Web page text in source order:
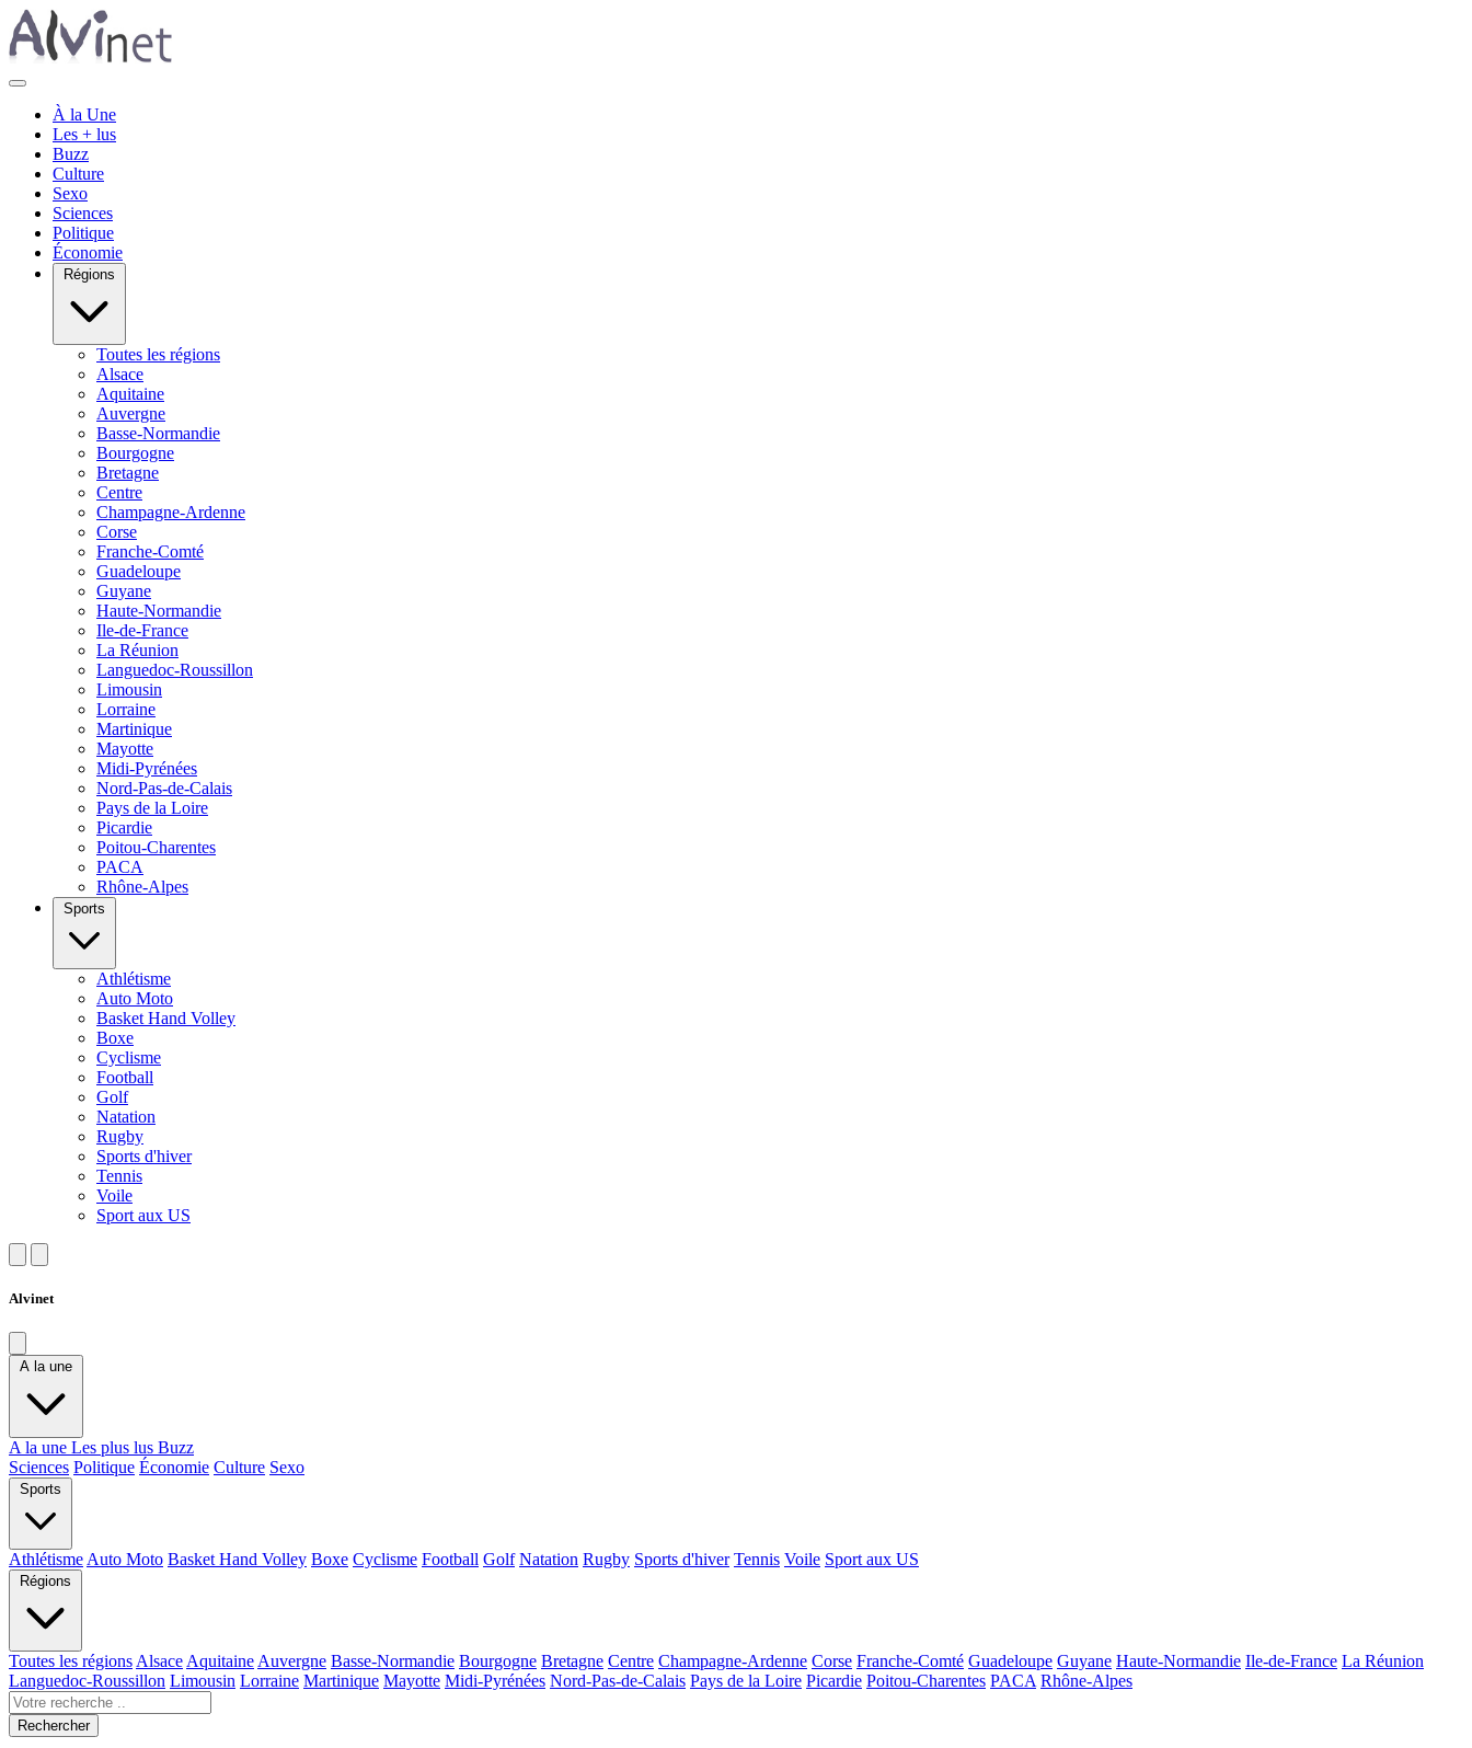
À la Une
Les + lus
Buzz
Culture
Sexo
Sciences
Politique
Économie
Régions
Toutes les régions
Alsace
Aquitaine
Auvergne
Basse-Normandie
Bourgogne
Bretagne
Centre
Champagne-Ardenne
Corse
Franche-Comté
Guadeloupe
Guyane
Haute-Normandie
Ile-de-France
La Réunion
Languedoc-Roussillon
Limousin
Lorraine
Martinique
Mayotte
Midi-Pyrénées
Nord-Pas-de-Calais
Pays de la Loire
Picardie
Poitou-Charentes
PACA
Rhône-Alpes
Sports
Athlétisme
Auto Moto
Basket Hand Volley
Boxe
Cyclisme
Football
Golf
Natation
Rugby
Sports d'hiver
Tennis
Voile
Sport aux US
Alvinet
A la une
A la une Les plus lus Buzz
Sciences Politique Économie Culture Sexo
Sports
Athlétisme Auto Moto Basket Hand Volley Boxe Cyclisme Football Golf Natation Rugby Sports d'hiver Tennis Voile Sport aux US
Régions
Toutes les régions Alsace Aquitaine Auvergne Basse-Normandie Bourgogne Bretagne Centre Champagne-Ardenne Corse Franche-Comté Guadeloupe Guyane Haute-Normandie Ile-de-France La Réunion
Languedoc-Roussillon Limousin Lorraine Martinique Mayotte Midi-Pyrénées Nord-Pas-de-Calais Pays de la Loire Picardie Poitou-Charentes PACA Rhône-Alpes
Rechercher